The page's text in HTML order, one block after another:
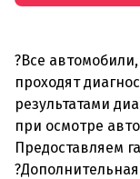
?Все
проходят
результатами
при осмотре
Предоставляем